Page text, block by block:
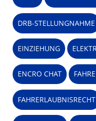
DRB-STELLUNGNAHME
EINZIEHUNG
ENCRO CHAT
FAHRERLAUBNISRECHT